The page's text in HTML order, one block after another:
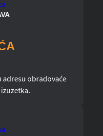
adresu obradovaće